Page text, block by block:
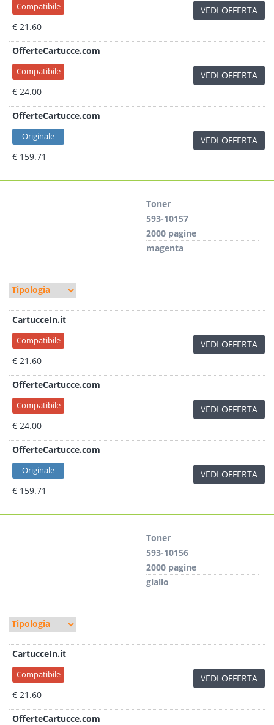
Compatibile
€ 21.60
VEDI OFFERTA
OfferteCartucce.com
Compatibile
€ 24.00
VEDI OFFERTA
OfferteCartucce.com
Originale
€ 159.71
VEDI OFFERTA
Toner
593-10157
2000 pagine
magenta
CartucceIn.it
Compatibile
€ 21.60
VEDI OFFERTA
OfferteCartucce.com
Compatibile
€ 24.00
VEDI OFFERTA
OfferteCartucce.com
Originale
€ 159.71
VEDI OFFERTA
Toner
593-10156
2000 pagine
giallo
CartucceIn.it
Compatibile
€ 21.60
VEDI OFFERTA
OfferteCartucce.com